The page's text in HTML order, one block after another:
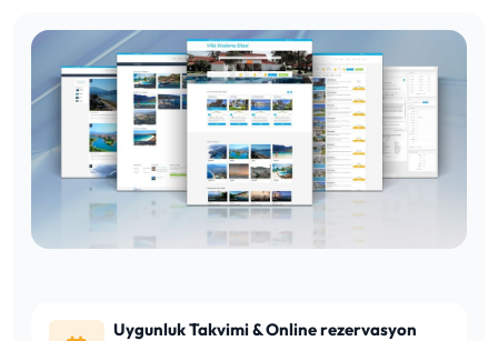
Uygunluk Takvimi & Online rezervasyon